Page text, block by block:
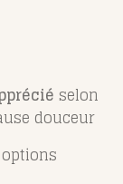
selon
douceur